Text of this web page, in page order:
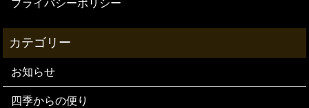
プライバシーポリシー
お知らせ
四季からの便り